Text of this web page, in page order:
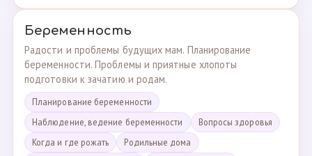
Беременность
Радости и проблемы будущих мам. Планирование
беременности. Проблемы и приятные хлопоты
подготовки к зачатию и родам.
Планирование беременности
Наблюдение, ведение беременности
Вопросы здоровья
Когда и где рожать
Родильные дома